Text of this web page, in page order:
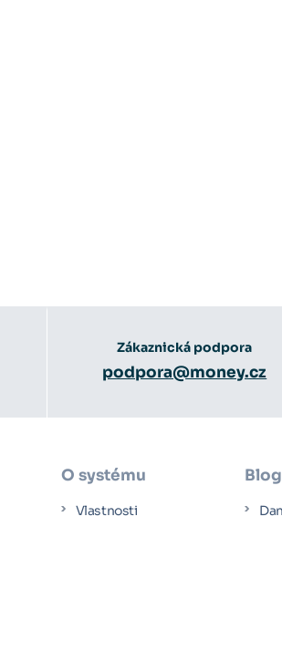
Zákaznická podpora
podpora@money.cz
O systému
Vlastnosti
Blog